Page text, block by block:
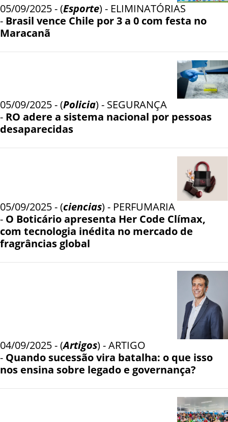
05/09/2025 - (Esporte) - ELIMINATÓRIAS
- Brasil vence Chile por 3 a 0 com festa no
Maracanã
05/09/2025 - (Policia) - SEGURANÇA
- RO adere a sistema nacional por pessoas
desaparecidas
05/09/2025 - (ciencias) - PERFUMARIA
- O Boticário apresenta Her Code Clímax,
com tecnologia inédita no mercado de
fragrâncias global
04/09/2025 - (Artigos) - ARTIGO
- Quando sucessão vira batalha: o que isso
nos ensina sobre legado e governança?